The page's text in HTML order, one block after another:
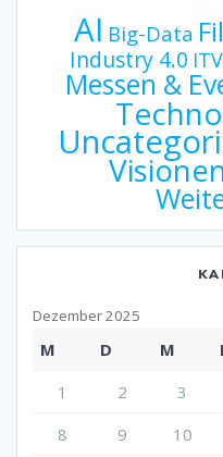
AI Big-Data
Industry 4.0
Messen &
Dezember 2025
M D M
1
2 3
8
9 10